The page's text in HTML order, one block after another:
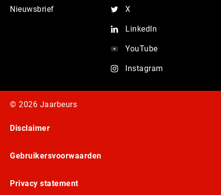
Nieuwsbrief X
LinkedIn
YouTube
Instagram
© 2026 Jaarbeurs
Disclaimer
Gebruikersvoorwaarden
Privacy statement